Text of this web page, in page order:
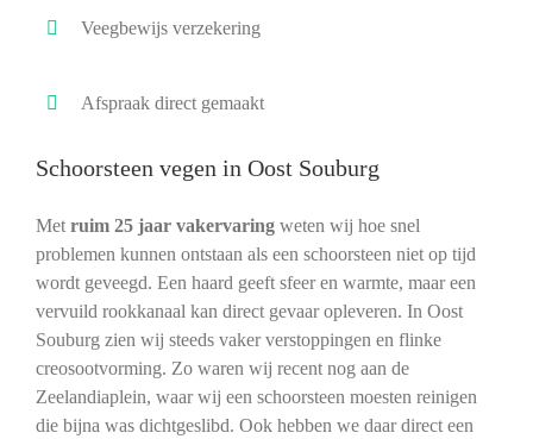
Veegbewijs verzekering
Afspraak direct gemaakt
Schoorsteen vegen in Oost Souburg
Met ruim 25 jaar vakervaringweten wij hoe snel
problemen kunnen ontstaan als een schoorsteen niet op tijd
wordt geveegd. Een haard geeft sfeer en warmte, maar een
vervuild rookkanaal kan direct gevaar opleveren. In Oost
Souburg zien wij steeds vaker verstoppingen en flinke
creosootvorming. Zo waren wij recent nog aan de
Zeelandiaplein, waar wij een schoorsteen moesten reinigen
die bijna was dichtgeslibd. Ook hebben we daar direct een